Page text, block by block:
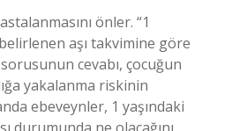
önler. “1
aşı takvimine göre
cevabı, çocuğun
yakalanma riskinin
ebeveynler, 1 yaşındaki